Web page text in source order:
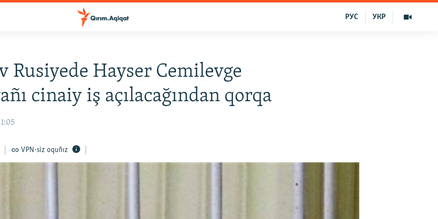
УКР
РУС
Rusiyede Hayser Cemilevge
cinaiy iş açılacağından qorqa
VPN-siz oquñız